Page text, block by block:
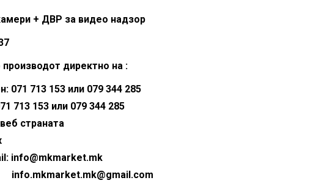
+ ДВР за видео надзор
производот директно на :
071 713 153 или 079 344 285
713 153 или 079 344 285
страната
info@mkmarket.mk